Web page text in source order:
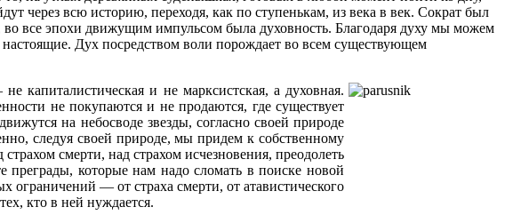
через всю историю, переходя, как по ступенькам, из века в век. Сократ был
все эпохи движущим импульсом была духовность. Благодаря духу мы можем
Дух посредством воли порождает во всем существующем
капиталистическая и не марксистская, а духовная.
не покупаются и не продаются, где существует
на небосводе звезды, согласно своей природе
следуя своей природе, мы придем к собственному
смерти, над страхом исчезновения, преодолеть
преграды, которые нам надо сломать в поиске новой
— от страха смерти, от атавистического
кто в ней нуждается.